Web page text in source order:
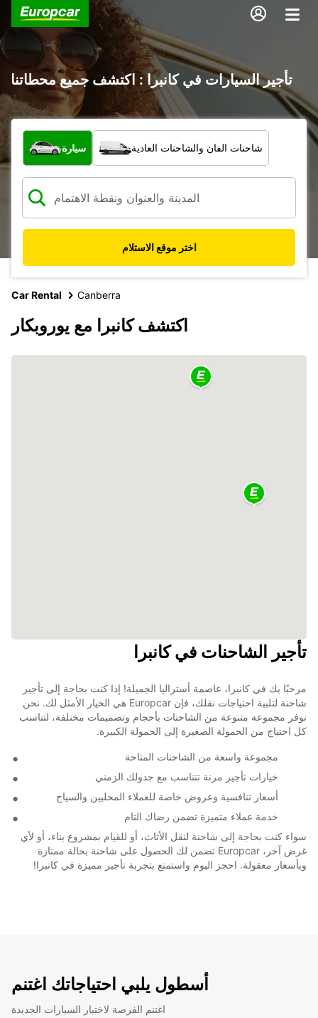
تأجير السيارات في كانبرا : اكتشف جميع محطاتنا
ما نوع المركبة؟
سيارة شاحنات الفان والشاحنات العادية
اختر موقع الاستلام
Car Rental Canberra
اكتشف كانبرا مع يوروبكار
تأجير الشاحنات في كانبرا
مرحبًا بك في كانبرا، عاصمة أستراليا الجميلة! إذا كنت بحاجة إلى تأجير
شاحنة لتلبية احتياجات نقلك، فإن Europcar هي الخيار الأمثل لك. نحن
نوفر مجموعة متنوعة من الشاحنات بأحجام وتصميمات مختلفة، لتناسب
كل احتياج من الحمولة الصغيرة إلى الحمولة الكبيرة.
مجموعة واسعة من الشاحنات المتاحة
خيارات تأجير مرنة تتناسب مع جدولك الزمني
أسعار تنافسية وعروض خاصة للعملاء المحليين والسياح
خدمة عملاء متميزة تضمن رضاك التام
سواء كنت بحاجة إلى شاحنة لنقل الأثاث، أو للقيام بمشروع بناء، أو لأي
غرض آخر، Europcar تضمن لك الحصول على شاحنة بحالة ممتازة
وبأسعار معقولة. احجز اليوم واستمتع بتجربة تأجير مميزة في كانبرا!
أسطول يلبي احتياجاتك اغتنم
اغتنم الفرصة لاختبار السيارات الجديدة